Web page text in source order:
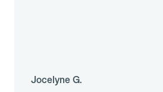
Jocelyne G.